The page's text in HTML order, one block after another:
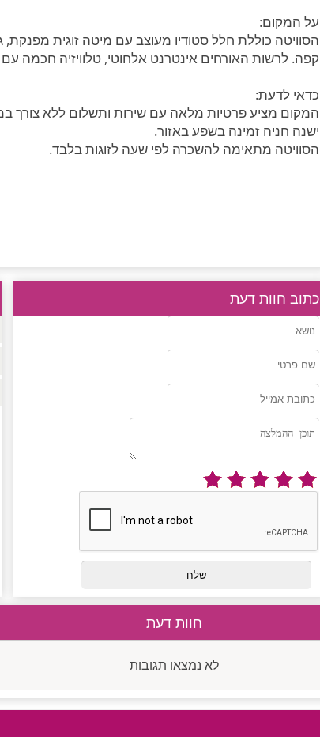
על המקום:
הסוויטה כוללת חלל סטודיו מעוצב עם מיטה זוגית
קפה. לרשות האורחים אינטרנט אלחוטי, טלוויזיה חכמה עם
כדאי לדעת:
המקום מציע פרטיות מלאה עם שירות ותשלום ללא צורך
ישנה חניה זמינה בשפע באזור.
הסוויטה מתאימה להשכרה לפי שעה לזוגות בלבד.
כתוב חוות דעת
חוות דעת
לא נמצאו תגובות